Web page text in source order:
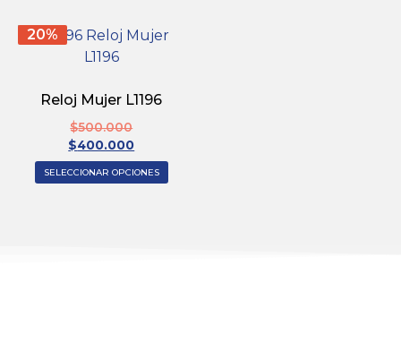
20%
Reloj Mujer L1196
$500.000
$400.000
SELECCIONAR OPCIONES